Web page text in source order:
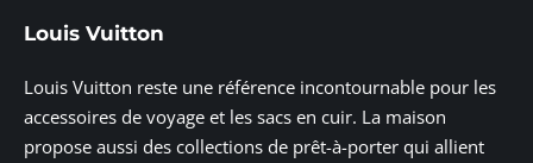
Louis Vuitton
Louis Vuitton reste une référence incontournable pour les
accessoires de voyage et les sacs en cuir. La maison
propose aussi des collections de prêt-à-porter qui allient